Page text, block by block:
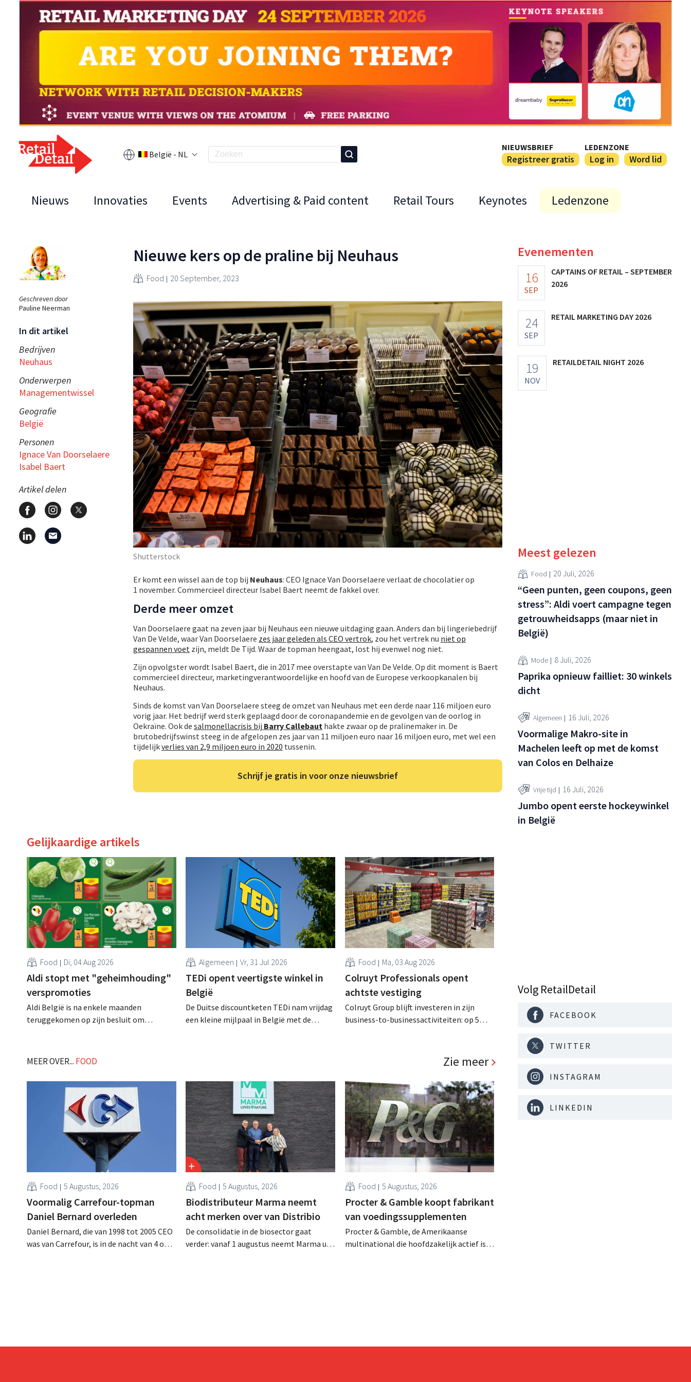
België - NL
NIEUWSBRIEF
Registreer gratis
LEDENZONE
Log in Word lid
Nieuws Innovaties Events Advertising & Paid content Retail Tours Keynotes Ledenzone
Geschreven door
Pauline Neerman
In dit artikel
Bedrijven
Neuhaus
Onderwerpen
Managementwissel
Geografie
België
Personen
Ignace Van Doorselaere
Isabel Baert
Artikel delen
Nieuwe kers op de praline bij Neuhaus
Food 20 September, 2023
Shutterstock
Er komt een wissel aan de top bij Neuhaus: CEO Ignace Van Doorselaere verlaat de chocolatier op
1 november. Commercieel directeur Isabel Baert neemt de fakkel over.
Derde meer omzet
Van Doorselaere gaat na zeven jaar bij Neuhaus een nieuwe uitdaging gaan. Anders dan bij lingeriebedrijf
Van De Velde, waar Van Doorselaere zes jaar geleden als CEO vertrok, zou het vertrek nu niet op
gespannen voet zijn, meldt De Tijd. Waar de topman heengaat, lost hij evenwel nog niet.
Zijn opvolgster wordt Isabel Baert, die in 2017 mee overstapte van Van De Velde. Op dit moment is Baert
commercieel directeur, marketingverantwoordelijke en hoofd van de Europese verkoopkanalen bij
Neuhaus.
Sinds de komst van Van Doorselaere steeg de omzet van Neuhaus met een derde naar 116 miljoen euro
vorig jaar. Het bedrijf werd sterk geplaagd door de coronapandemie en de gevolgen van de oorlog in
Oekraïne. Ook de salmonellacrisis bij Barry Callebaut hakte zwaar op de pralinemaker in. De
brutobedrijfswinst steeg in de afgelopen zes jaar van 11 miljoen euro naar 16 miljoen euro, met wel een
tijdelijkverlies van 2,9 miljoen euro in 2020 tussenin.
Schrijf je gratis in voor onze nieuwsbrief
Gelijkaardige artikels
Food Di, 04 Aug 2026
Aldi stopt met "geheimhouding"
verspromoties
Aldi België is na enkele maanden
teruggekomen op zijn besluit om
zondag voor ze in werking treden: "Onze
worden." .
Algemeen Vr, 31 Jul 2026
TEDi opent veertigste winkel in
België
De Duitse discountketen TEDi nam vrijdag
een kleine mijlpaal in België met de
Food Ma, 03 Aug 2026
Colruyt Professionals opent
achtste vestiging
Colruyt Group blijft investeren in zijn
business-to-businessactiviteiten: op 5
winkelformule die zich uitsluitend richt op
MEER OVER... FOOD Zie meer
Food 5 Augustus, 2026
Voormalig Carrefour-topman
Daniel Bernard overleden
Daniel Bernard, die van 1998 tot 2005 CEO
was van Carrefour, is in de nacht van 4 op 5
Food 5 Augustus, 2026
Biodistributeur Marma neemt
acht merken over van Distribio
De consolidatie in de biosector gaat
verder: vanaf 1 augustus neemt Marma uit
Food 5 Augustus, 2026
Procter & Gamble koopt fabrikant
van voedingssupplementen
Procter & Gamble, de Amerikaanse
multinational die hoofdzakelijk actief is in
Evenementen
16
SEP
CAPTAINS OF RETAIL – SEPTEMBER
2026
24
SEP
RETAIL MARKETING DAY 2026
19
NOV
RETAILDETAIL NIGHT 2026
Meest gelezen
Food 20 Juli, 2026
“Geen punten, geen coupons, geen
stress”: Aldi voert campagne tegen
getrouwheidsapps (maar niet in
België)
Mode 8 Juli, 2026
Paprika opnieuw failliet: 30 winkels
dicht
Algemeen 16 Juli, 2026
Voormalige Makro-site in
Machelen leeft op met de komst
van Colos en Delhaize
Vrije tijd 16 Juli, 2026
Jumbo opent eerste hockeywinkel
in België
Volg RetailDetail
FACEBOOK
TWITTER
INSTAGRAM
LINKEDIN